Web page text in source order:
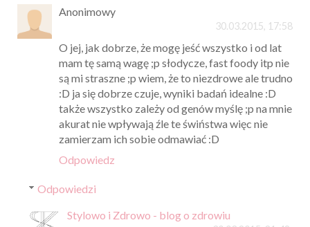
Anonimowy
30.03.2015, 17:58
O jej, jak dobrze, że mogę jeść wszystko i od lat
mam tę samą wagę ;p słodycze, fast foody itp nie
są mi straszne ;p wiem, że to niezdrowe ale trudno
:D ja się dobrze czuje, wyniki badań idealne :D
także wszystko zależy od genów myślę ;p na mnie
akurat nie wpływają źle te świństwa więc nie
zamierzam ich sobie odmawiać :D
Odpowiedz
Odpowiedzi
Stylowo i Zdrowo - blog o zdrowiu